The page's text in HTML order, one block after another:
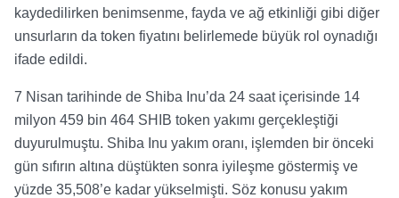
kaydedilirken benimsenme, fayda ve ağ etkinliği gibi diğer
unsurların da token fiyatını belirlemede büyük rol oynadığı
ifade edildi.
7 Nisan tarihinde de Shiba Inu’da 24 saat içerisinde 14
milyon 459 bin 464 SHIB token yakımı gerçekleştiği
duyurulmuştu. Shiba Inu yakım oranı, işlemden bir önceki
gün sıfırın altına düştükten sonra iyileşme göstermiş ve
yüzde 35,508’e kadar yükselmişti. Söz konusu yakım